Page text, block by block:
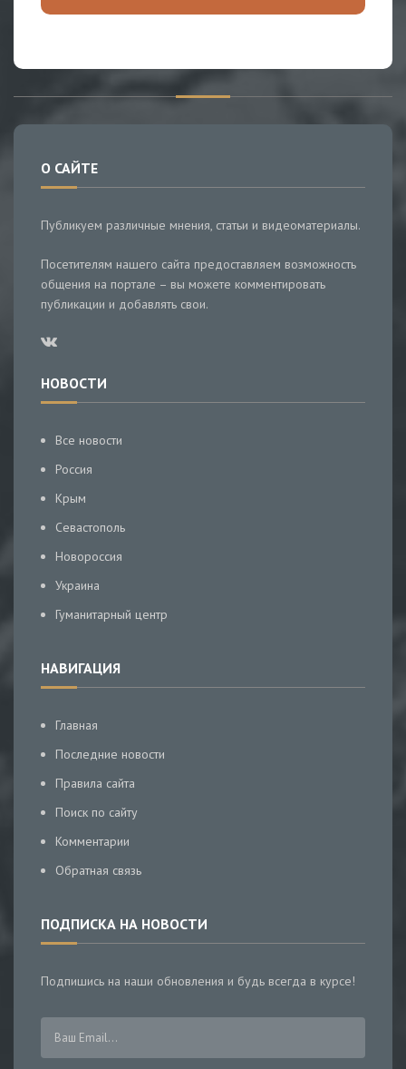
О САЙТЕ
Публикуем различные мнения, статьи и видеоматериалы.
Посетителям нашего сайта предоставляем возможность
общения на портале – вы можете комментировать
публикации и добавлять свои.
НОВОСТИ
Все новости
Россия
Крым
Севастополь
Новороссия
Украина
Гуманитарный центр
НАВИГАЦИЯ
Главная
Последние новости
Правила сайта
Поиск по сайту
Комментарии
Обратная связь
ПОДПИСКА НА НОВОСТИ
Подпишись на наши обновления и будь всегда в курсе!